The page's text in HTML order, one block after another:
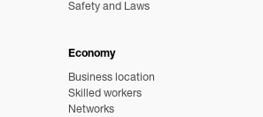
Safety and Laws
Economy
Business location
Skilled workers
Networks